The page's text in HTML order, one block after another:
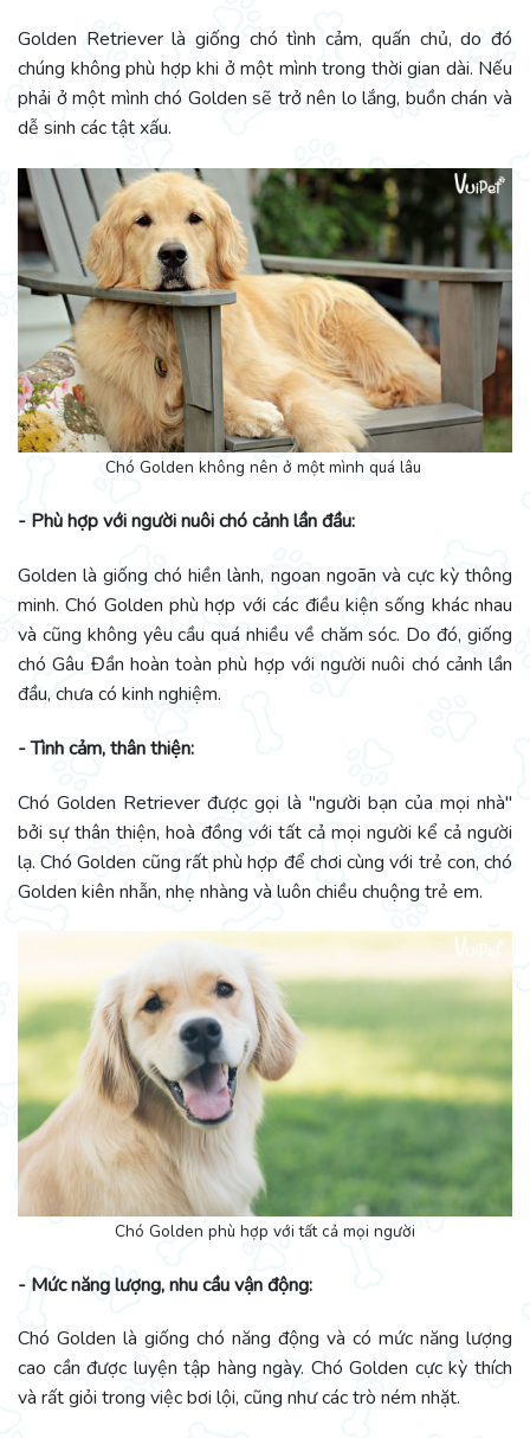
Golden Retriever là giống chó tình cảm, quấn chủ, do đó
chúng không phù hợp khi ở một mình trong thời gian dài. Nếu
phải ở một mình chó Golden sẽ trở nên lo lắng, buồn chán và
dễ sinh các tật xấu.
Chó Golden không nên ở một mình quá lâu
- Phù hợp với người nuôi chó cảnh lần đầu:
Golden là giống chó hiền lành, ngoan ngoãn và cực kỳ thông
minh. Chó Golden phù hợp với các điều kiện sống khác nhau
và cũng không yêu cầu quá nhiều về chăm sóc. Do đó, giống
chó Gâu Đần hoàn toàn phù hợp với người nuôi chó cảnh lần
đầu, chưa có kinh nghiệm.
- Tình cảm, thân thiện:
Chó Golden Retriever được gọi là "người bạn của mọi nhà"
bởi sự thân thiện, hoà đồng với tất cả mọi người kể cả người
lạ. Chó Golden cũng rất phù hợp để chơi cùng với trẻ con, chó
Golden kiên nhẫn, nhẹ nhàng và luôn chiều chuộng trẻ em.
Chó Golden phù hợp với tất cả mọi người
- Mức năng lượng, nhu cầu vận động:
Chó Golden là giống chó năng động và có mức năng lượng
cao cần được luyện tập hàng ngày. Chó Golden cực kỳ thích
và rất giỏi trong việc bơi lội, cũng như các trò ném nhặt.